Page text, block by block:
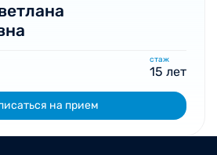
стаж
15 лет
на прием